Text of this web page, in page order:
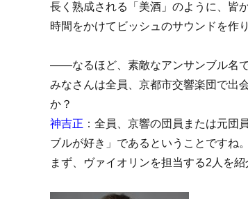
長く熟成される「美酒」のように、皆
時間をかけてビッシュのサウンドを作
――なるほど、素敵なアンサンブル名で
みなさんは全員、京都市交響楽団で出
か？
神吉正 ：全員、京響の団員または元団
ブルが好き」であるということですね。
まず、ヴァイオリンを担当する2人を